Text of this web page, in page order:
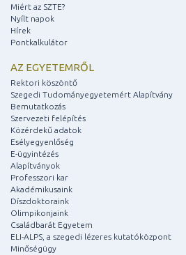
Miért az SZTE?
Nyílt napok
Hírek
Pontkalkulátor
AZ EGYETEMRŐL
Rektori köszöntő
Szegedi Tudományegyetemért Alapítvány
Bemutatkozás
Szervezeti felépítés
Közérdekű adatok
Esélyegyenlőség
E-ügyintézés
Alapítványok
Professzori kar
Akadémikusaink
Díszdoktoraink
Olimpikonjaink
Családbarát Egyetem
ELI-ALPS, a szegedi lézeres kutatóközpont
Minőségügy